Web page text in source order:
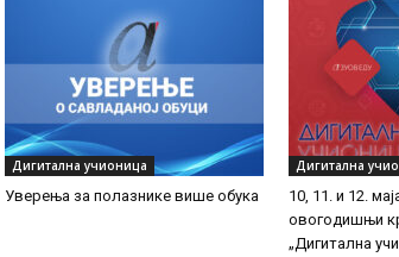
Дигитална учионица
Уверења за полазнике више обука
Дигитална
10, 11. и 12.
овогодишњи
„Дигитална